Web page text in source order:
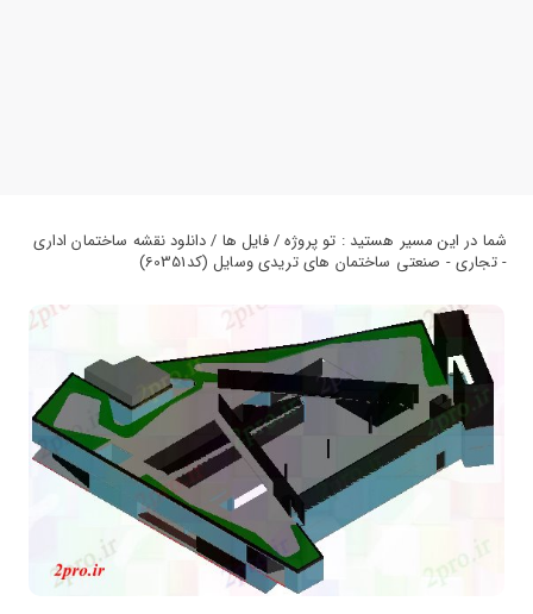
شما در این مسیر هستید : تو پروژه / فایل ها / دانلود نقشه ساختمان اداری
- تجاری - صنعتی ساختمان های تریدی وسایل (کد60351)